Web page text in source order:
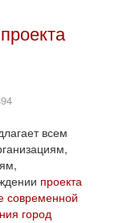
всем
проекта
современной
город